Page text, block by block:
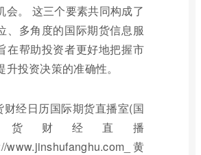
会。 这三个要素共同构成了
、多角度的国际期货信息服
在帮助投资者更好地把握市
升投资决策的准确性。